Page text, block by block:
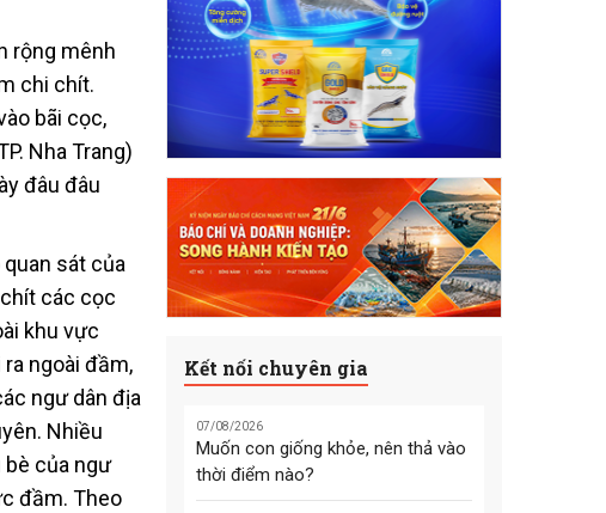
rộng mênh
chi chít.
bãi cọc,
Nha Trang)
đâu đâu
sát của
các cọc
khu vực
ngoài đầm,
ngư dân địa
Nhiều
bè của ngư
đầm. Theo
Kết nối chuyên gia
07/08/2026
Muốn con giống khỏe, nên thả vào
thời điểm nào?